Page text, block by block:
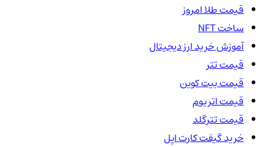
قیمت طلا امروز
ساخت NFT
آموزش خرید ارز دیجیتال
قیمت تتر
قیمت بیت کوین
قیمت اتریوم
قیمت تترگلد
خرید گیفت کارت اپل